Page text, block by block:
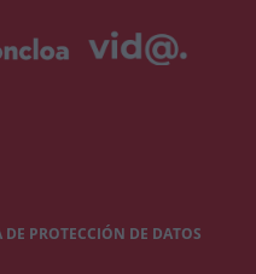
PROTECCIÓN DE DATOS